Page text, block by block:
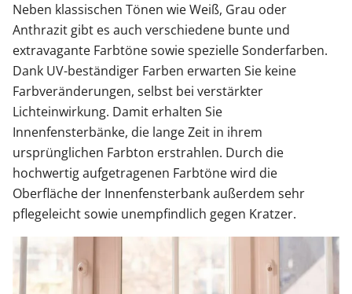
Neben klassischen Tönen wie Weiß, Grau oder
Anthrazit gibt es auch verschiedene bunte und
extravagante Farbtöne sowie spezielle Sonderfarben.
Dank UV-beständiger Farben erwarten Sie keine
Farbveränderungen, selbst bei verstärkter
Lichteinwirkung. Damit erhalten Sie
Innenfensterbänke, die lange Zeit in ihrem
ursprünglichen Farbton erstrahlen. Durch die
hochwertig aufgetragenen Farbtöne wird die
Oberfläche der Innenfensterbank außerdem sehr
pflegeleicht sowie unempfindlich gegen Kratzer.